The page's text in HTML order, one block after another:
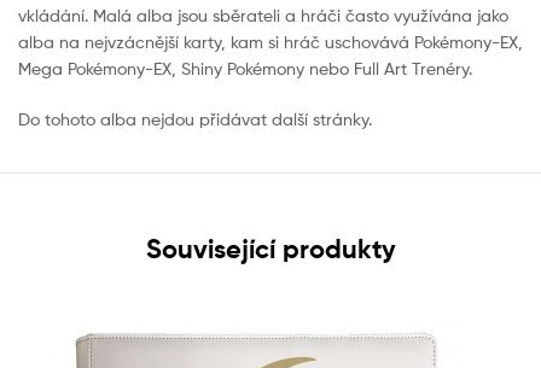
vkládání. Malá alba jsou sběrateli a hráči často využívána jako
alba na nejvzácnější karty, kam si hráč uschovává Pokémony-EX,
Mega Pokémony-EX, Shiny Pokémony nebo Full Art Trenéry.
Do tohoto alba nejdou přidávat další stránky.
Související produkty